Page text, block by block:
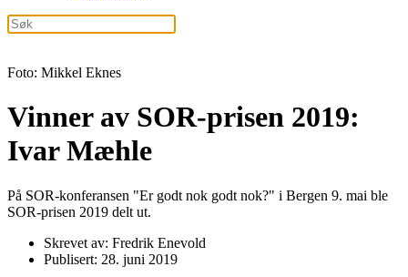
Foto: Mikkel Eknes
Vinner av SOR-prisen 2019:
Ivar Mæhle
På SOR-konferansen "Er godt nok godt nok?" i Bergen 9. mai ble
SOR-prisen 2019 delt ut.
Skrevet av: Fredrik Enevold
Publisert: 28. juni 2019